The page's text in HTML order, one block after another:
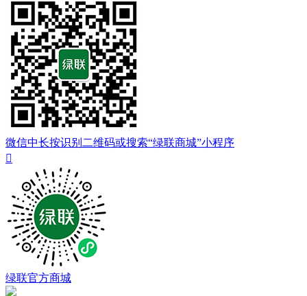
微信中长按识别二维码或搜索“绿联商城”小程序

绿联官方商城